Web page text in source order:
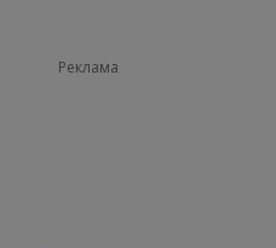
Реклама